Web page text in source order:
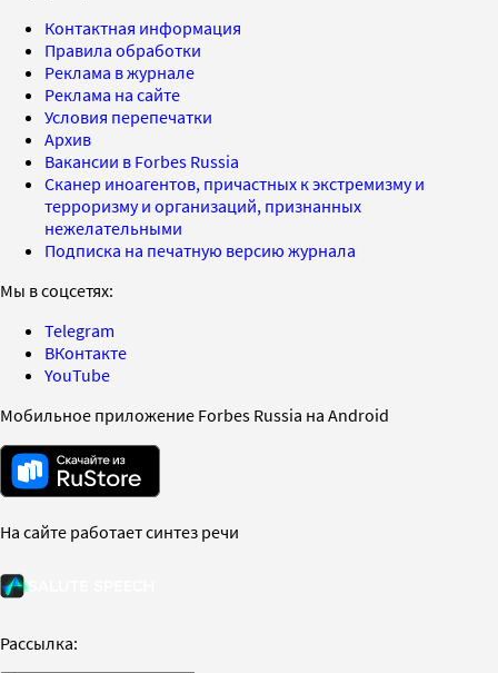
Контактная информация
Правила обработки
Реклама в журнале
Реклама на сайте
Условия перепечатки
Архив
Вакансии в Forbes Russia
Сканер иноагентов, причастных к экстремизму и
терроризму и организаций, признанных
нежелательными
Подписка на печатную версию журнала
Мы в соцсетях:
Telegram
ВКонтакте
YouTube
Мобильное приложение Forbes Russia на Android
На сайте работает синтез речи
Рассылка: